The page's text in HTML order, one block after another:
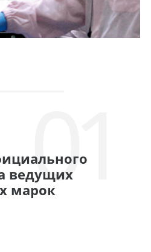
01
ведущих
марок